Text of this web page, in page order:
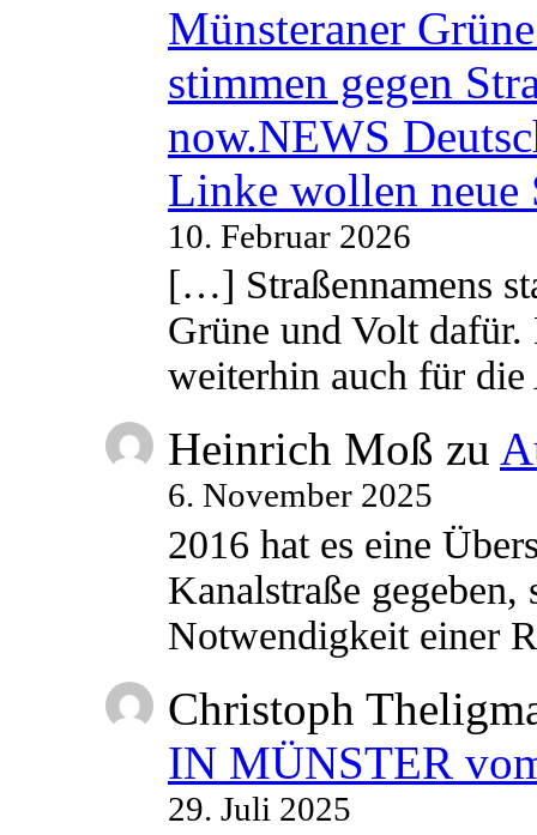
Münsteraner
stimmen gegen
now.NEWS
Linke wollen neue
10. Februar 2026
[…] Straßennamens
Grüne und Volt
weiterhin auch für
Heinrich Moß zu
6. November 2025
2016 hat es eine
Kanalstraße
Notwendigkeit einer
Christoph
IN MÜNSTER
29. Juli 2025